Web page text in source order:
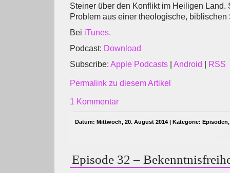
Steiner über den Konflikt im Heiligen Land.
Problem aus einer theologische, biblischen
Bei iTunes.
Podcast: Download
Subscribe: Apple Podcasts Android RSS
Permalink zu diesem Artikel
1 Kommentar
Datum: Mittwoch, 20. August 2014 | Kategorie: Episoden
Episode 32 –